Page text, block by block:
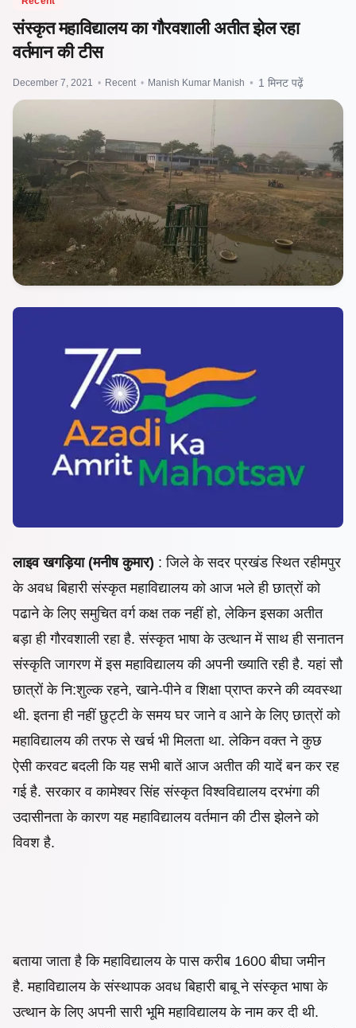
संस्कृत महाविद्यालय का गौरवशाली अतीत झेल रहा
वर्तमान की टीस
December 7, 2021 • Recent • Manish Kumar Manish • 1 मिनट पढ़ें
लाइव खगड़िया (मनीष कुमार) : जिले के सदर प्रखंड स्थित रहीमपुर
के अवध बिहारी संस्कृत महाविद्यालय को आज भले ही छात्रों को
पढाने के लिए समुचित वर्ग कक्ष तक नहीं हो, लेकिन इसका अतीत
बड़ा ही गौरवशाली रहा है. संस्कृत भाषा के उत्थान में साथ ही सनातन
संस्कृति जागरण में इस महाविद्यालय की अपनी ख्याति रही है. यहां सौ
छात्रों के नि:शुल्क रहने, खाने-पीने व शिक्षा प्राप्त करने की व्यवस्था
थी. इतना ही नहीं छुट्टी के समय घर जाने व आने के लिए छात्रों को
महाविद्यालय की तरफ से खर्च भी मिलता था. लेकिन वक्त ने कुछ
ऐसी करवट बदली कि यह सभी बातें आज अतीत की यादें बन कर रह
गई है. सरकार वकामेश्वर सिंह संस्कृत विश्वविद्यालय दरभंगा की
उदासीनता के कारण यह महाविद्यालय वर्तमान की टीस झेलने को
विवश है.
बतायाजाता है कि महाविद्यालय के पास करीब 1600 बीघा जमीन
है. महाविद्यालय के संस्थापक अवध बिहारी बाबू ने संस्कृत भाषा के
उत्थान के लिए अपनी सारी भूमि महाविद्यालय के नाम कर दी थी.